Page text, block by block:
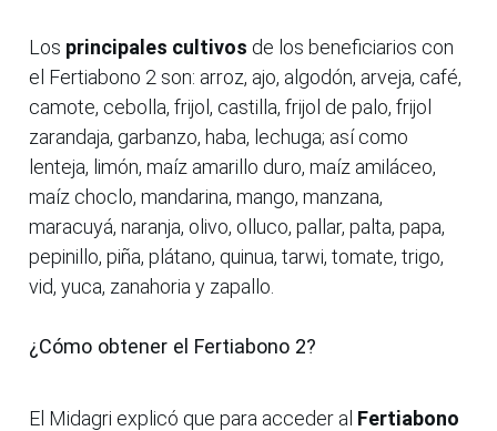
Los principales cultivos de los beneficiarios con
el Fertiabono 2 son: arroz, ajo, algodón, arveja, café,
camote, cebolla, frijol, castilla, frijol de palo, frijol
zarandaja, garbanzo, haba, lechuga; así como
lenteja, limón, maíz amarillo duro, maíz amiláceo,
maíz choclo, mandarina, mango, manzana,
maracuyá, naranja, olivo, olluco, pallar, palta, papa,
pepinillo, piña, plátano, quinua, tarwi, tomate, trigo,
vid, yuca, zanahoria y zapallo.
¿Cómo obtener el Fertiabono 2?
El Midagri explicó que para acceder al Fertiabono